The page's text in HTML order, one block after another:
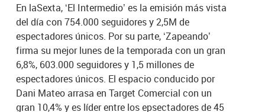
En laSexta, ‘El Intermedio’ es la emisión más vista
del día con 754.000 seguidores y 2,5M de
espectadores únicos. Por su parte, ‘Zapeando’
firma su mejor lunes de la temporada con un gran
6,8%, 603.000 seguidores y 1,5 millones de
espectadores únicos. El espacio conducido por
Dani Mateo arrasa en Target Comercial con un
gran 10,4% y es líder entre los epsectadores de 45